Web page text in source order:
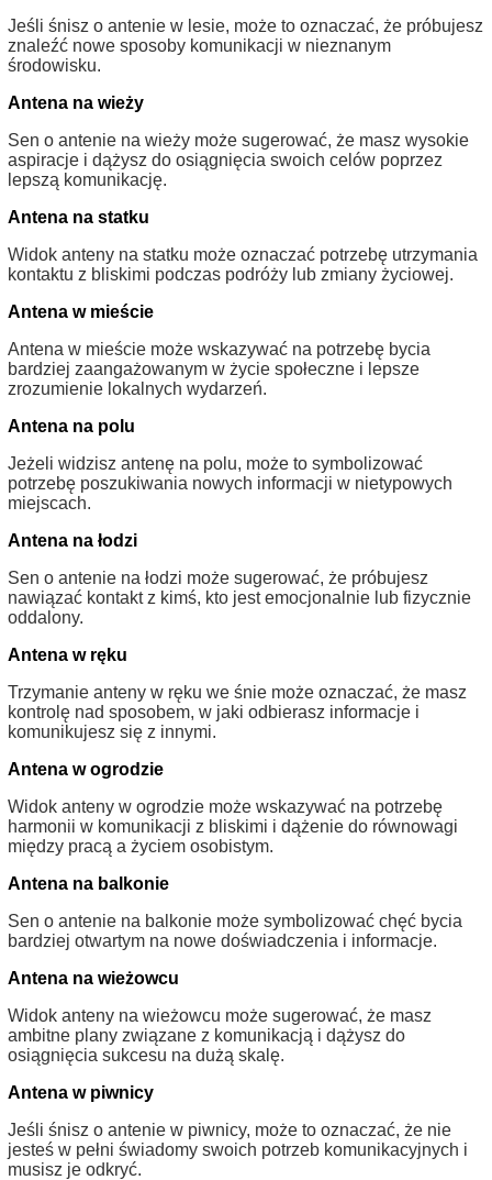
Jeśli śnisz o antenie w lesie, może to oznaczać, że próbujesz
znaleźć nowe sposoby komunikacji w nieznanym
środowisku.
Antena na wieży
Sen o antenie na wieży może sugerować, że masz wysokie
aspiracje i dążysz do osiągnięcia swoich celów poprzez
lepszą komunikację.
Antena na statku
Widok anteny na statku może oznaczać potrzebę utrzymania
kontaktu z bliskimi podczas podróży lub zmiany życiowej.
Antena w mieście
Antena w mieście może wskazywać na potrzebę bycia
bardziej zaangażowanym w życie społeczne i lepsze
zrozumienie lokalnych wydarzeń.
Antena na polu
Jeżeli widzisz antenę na polu, może to symbolizować
potrzebę poszukiwania nowych informacji w nietypowych
miejscach.
Antena na łodzi
Sen o antenie na łodzi może sugerować, że próbujesz
nawiązać kontakt z kimś, kto jest emocjonalnie lub fizycznie
oddalony.
Antena w ręku
Trzymanie anteny w ręku we śnie może oznaczać, że masz
kontrolę nad sposobem, w jaki odbierasz informacje i
komunikujesz się z innymi.
Antena w ogrodzie
Widok anteny w ogrodzie może wskazywać na potrzebę
harmonii w komunikacji z bliskimi i dążenie do równowagi
między pracą a życiem osobistym.
Antena na balkonie
Sen o antenie na balkonie może symbolizować chęć bycia
bardziej otwartym na nowe doświadczenia i informacje.
Antena na wieżowcu
Widok anteny na wieżowcu może sugerować, że masz
ambitne plany związane z komunikacją i dążysz do
osiągnięcia sukcesu na dużą skalę.
Antena w piwnicy
Jeśli śnisz o antenie w piwnicy, może to oznaczać, że nie
jesteś w pełni świadomy swoich potrzeb komunikacyjnych i
musisz je odkryć.